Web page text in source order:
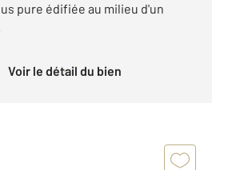
pure édifiée au milieu d'un
Voir le détail du bien